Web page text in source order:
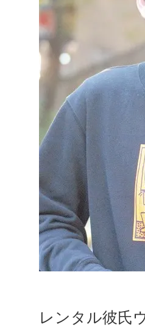
レンタル彼氏